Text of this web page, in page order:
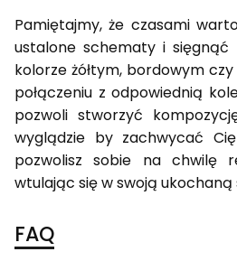
Pamiętajmy, że czasami
ustalone schematy i
kolorze żółtym, bordowym
połączeniu z odpowiednią
pozwoli stworzyć
wyglądzie by zachwycać
pozwolisz sobie na chwilę
wtulając się w swoją
FAQ